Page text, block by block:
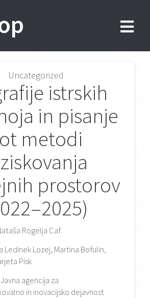
Uncategorized
istrskih
in pisanje
metodi
prostorov
Rogelja Caf
Ledinek Lozej, Martina Bofulin,
Pisk
agencija za
in inovacijsko dejavnost